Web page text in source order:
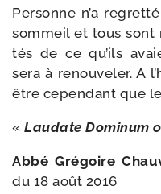
Personne n’a
som­meil et tous
tés de ce qu’ils
sera à renou­ve­ler. A
être cepen­dant que
« Laudate Dominum
Abbé Grégoire
du 18 août 2016